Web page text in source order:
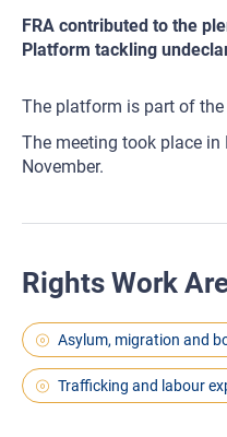
FRA contributed to the
Platform tackling
The platform is part of
The meeting took place
November.
Rights Work
Asylum, migration and
Trafficking and labour